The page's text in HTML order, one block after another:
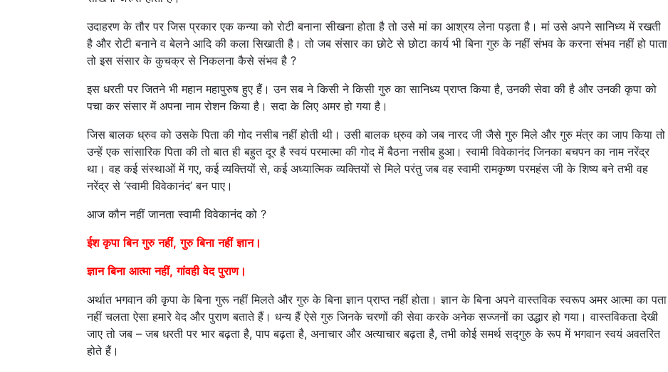
उदाहरण के तौर पर जिस प्रकार एक कन्या को रोटी बनाना सीखना होता है तो उसे मां का आश्रय लेना पड़ता है। मां उसे अपने सानिध्य में रखती
है और रोटी बनाने व बेलने आदि की कला सिखाती है। तो जब संसार का छोटे से छोटा कार्य भी बिना गुरु के नहीं संभव के करना संभव नहीं हो पाता
तो इस संसार के कुचक्र से निकलना कैसे संभव है ?
इस धरती पर जितने भी महान महापुरुष हुए हैं। उन सब ने किसी ने किसी गुरु का सानिध्य प्राप्त किया है, उनकी सेवा की है और उनकी कृपा को
पचा कर संसार में अपना नाम रोशन किया है। सदा के लिए अमर हो गया है।
जिस बालक ध्रुव को उसके पिता की गोद नसीब नहीं होती थी। उसी बालक ध्रुव को जब नारद जी जैसे गुरु मिले और गुरु मंत्र का जाप किया तो
उन्हें एक सांसारिक पिता की तो बात ही बहुत दूर है स्वयं परमात्मा की गोद में बैठना नसीब हुआ। स्वामी विवेकानंद जिनका बचपन का नाम नरेंद्र
था। वह कई संस्थाओं में गए, कई व्यक्तियों से, कई अध्यात्मिक व्यक्तियों से मिले परंतु जब वह स्वामी रामकृष्ण परमहंस जी के शिष्य बने तभी वह
नरेंद्र से ‘स्वामी विवेकानंद’ बन पाए।
आज कौन नहीं जानता स्वामी विवेकानंद को ?
ईश कृपा बिन गुरु नहीं, गुरु बिना नहीं ज्ञान।
ज्ञान बिना आत्मा नहीं, गांवही वेद पुराण।
अर्थात भगवान की कृपा के बिना गुरू नहीं मिलते और गुरु के बिना ज्ञान प्राप्त नहीं होता। ज्ञान के बिना अपने वास्तविक स्वरूप अमर आत्मा का पता
नहीं चलता ऐसा हमारे वेद और पुराण बताते हैं। धन्य हैं ऐसे गुरु जिनके चरणों की सेवा करके अनेक सज्जनों का उद्धार हो गया। वास्तविकता देखी
जाए तो जब – जब धरती पर भार बढ़ता है, पाप बढ़ता है, अनाचार और अत्याचार बढ़ता है, तभी कोई समर्थ सद्गुरु के रूप में भगवान स्वयं अवतरित
होते हैं।